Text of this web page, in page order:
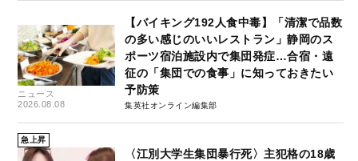
ニュース
2026.08.08
【バイキング192人食中毒】「清潔で品数
の多い感じのいいレストラン」静岡のス
ポーツ宿泊施設内で集団発症…合宿・遠
征の「集団での食事」に知っておきたい
予防策
集英社オンライン編集部
急上昇
〈江別大学生集団暴行死〉主犯格の18歳